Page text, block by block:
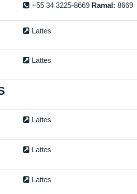
+55 34 3225-8669 Ramal:8669
Lattes
Lattes
Lattes
Lattes
Lattes